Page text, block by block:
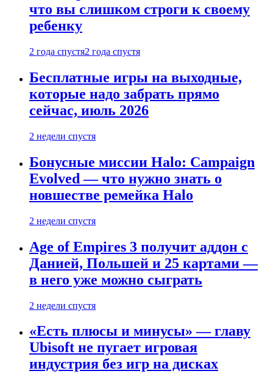
что вы слишком строги к своему
ребенку
2 года спустя2 года спустя
Бесплатные игры на выходные,
которые надо забрать прямо
сейчас, июль 2026
2 недели спустя
Бонусные миссии Halo: Campaign
Evolved — что нужно знать о
новшестве ремейка Halo
2 недели спустя
Age of Empires 3 получит аддон с
Данией, Польшей и 25 картами —
в него уже можно сыграть
2 недели спустя
«Есть плюсы и минусы» — главу
Ubisoft не пугает игровая
индустрия без игр на дисках